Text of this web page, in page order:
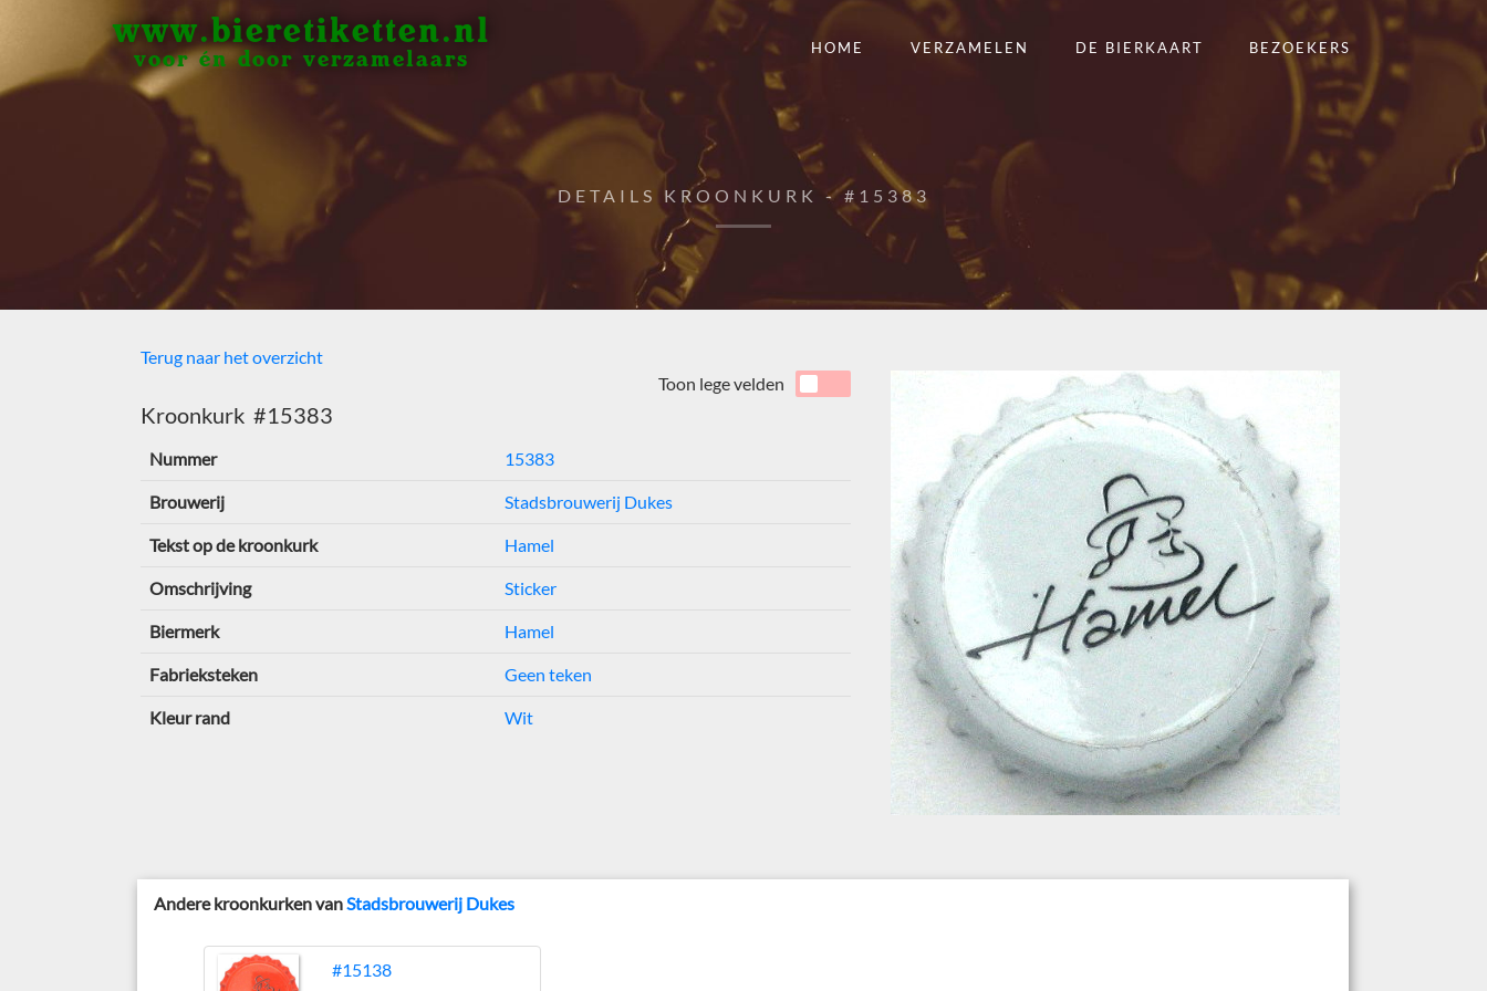
www.bieretiketten.nl
voor én door verzamelaars
HOME VERZAMELEN DE BIERKAART BEZOEKERS
DETAILS KROONKURK - #15383
Terug naar het overzicht
Kroonkurk #15383
Toon lege velden
Nummer 15383
Brouwerij Stadsbrouwerij Dukes
Tekst op de kroonkurk Hamel
Omschrijving Sticker
Biermerk Hamel
Fabrieksteken Geen teken
Kleur rand Wit
Andere kroonkurken vanStadsbrouwerij Dukes
#15138